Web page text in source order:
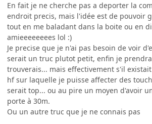
En fait je ne cherche pas a deporter la
endroit precis, mais l'idée est de pouvoir
tout en me baladant dans la boite ou en
amieeeeeeees lol :)
Je precise que je n'ai pas besoin de voir
serait un truc plutot petit, enfin je
trouverais... mais effectivement s'il
hf sur laquelle je puisse affecter des
serait top... ou au pire un moyen d'avoir
porte à 30m.
Ou un autre truc que je ne connais pas